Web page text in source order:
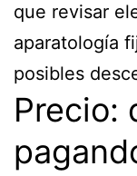
que revisar
aparatología
posibles
Precio: